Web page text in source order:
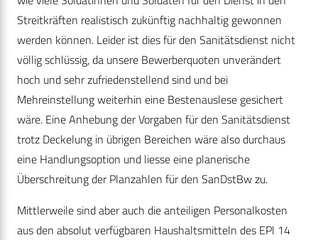
Streitkräften realistisch zukünftig nachhaltig gewonnen
werden können. Leider ist dies für den Sanitätsdienst nicht
völlig schlüssig, da unsere Bewerberquoten unverändert
hoch und sehr zufriedenstellend sind und bei
Mehreinstellung weiterhin eine Bestenauslese gesichert
wäre. Eine Anhebung der Vorgaben für den Sanitätsdienst
trotz Deckelung in übrigen Bereichen wäre also durchaus
eine Handlungsoption und liesse eine planerische
Überschreitung der Planzahlen für den SanDstBw zu.
Mittlerweile sind aber auch die anteiligen Personalkosten
aus den absolut verfügbaren Haushaltsmitteln des EPl 14